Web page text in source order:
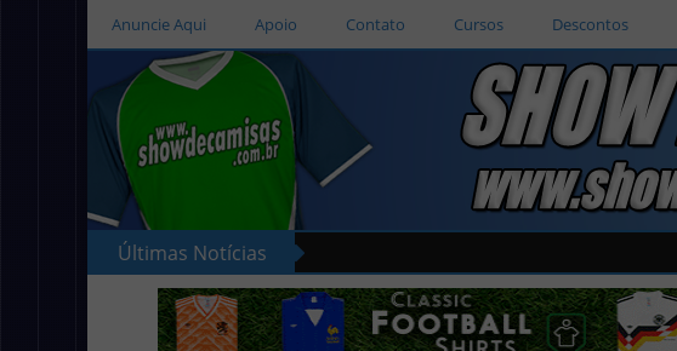
Anuncie Aqui Apoio Contato Cursos Descontos
Últimas Notícias